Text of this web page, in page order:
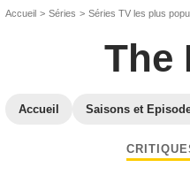
Accueil Séries Séries TV les plus
The
Accueil Saisons et